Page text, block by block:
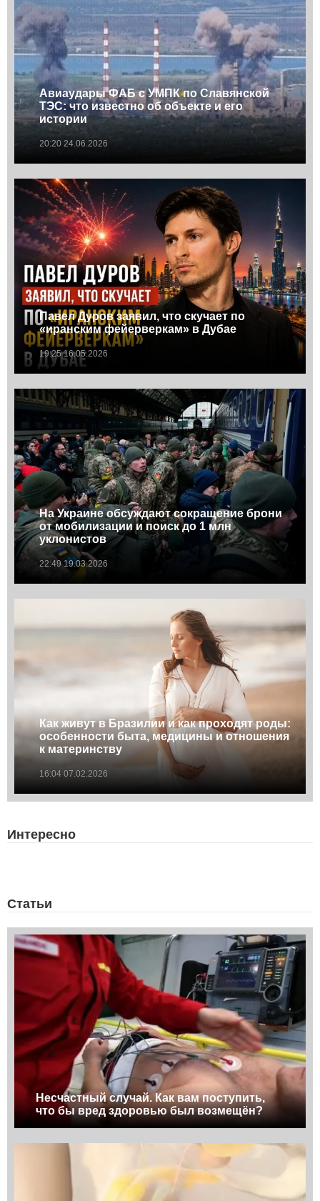
Авиаудары ФАБ с УМПК по Славянской
ТЭС: что известно об объекте и его
истории
20:20 24.06.2026
Павел Дуров заявил, что скучает по
«иранским фейерверкам» в Дубае
19:25 16.05.2026
На Украине обсуждают сокращение брони
от мобилизации и поиск до 1 млн
уклонистов
22:49 19.03.2026
Как живут в Бразилии и как проходят роды:
особенности быта, медицины и отношения
к материнству
16:04 07.02.2026
Интересно
Статьи
Несчастный случай. Как вам поступить,
что бы вред здоровью был возмещён?